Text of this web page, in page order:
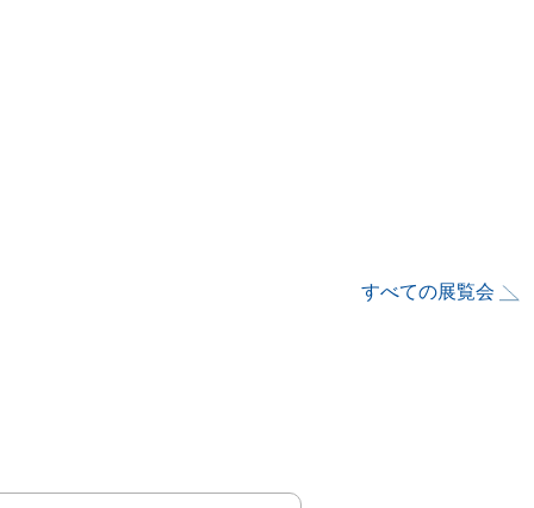
すべての展覧会